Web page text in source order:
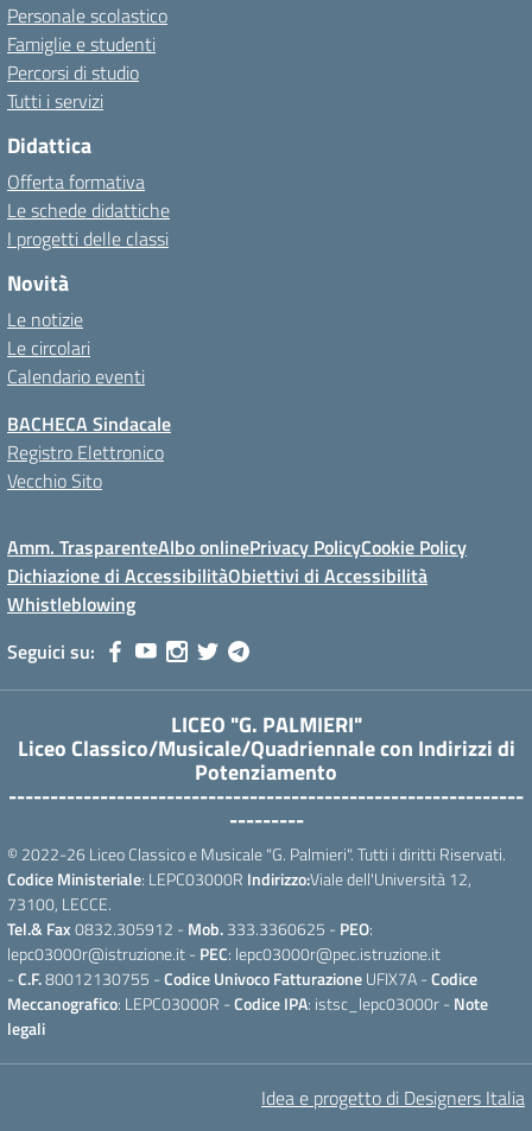
Personale scolastico
Famiglie e studenti
Percorsi di studio
Tutti i servizi
Didattica
Offerta formativa
Le schede didattiche
I progetti delle classi
Novità
Le notizie
Le circolari
Calendario eventi
BACHECA Sindacale
Registro Elettronico
Vecchio Sito
Amm. TrasparenteAlbo onlinePrivacy PolicyCookie Policy
Dichiazione di AccessibilitàObiettivi di Accessibilità
Whistleblowing
Seguici su:
LICEO "G. PALMIERI"
Liceo Classico/Musicale/Quadriennale con Indirizzi di
Potenziamento
--------------------------------------------------------------
---------
© 2022-26 Liceo Classico e Musicale "G. Palmieri". Tutti i diritti Riservati.
Codice Ministeriale: LEPC03000R Indirizzo:Viale dell'Università 12,
73100, LECCE.
Tel.& Fax0832.305912 - Mob.333.3360625 - PEO:
lepc03000r@istruzione.it - PEC: lepc03000r@pec.istruzione.it
-C.F.80012130755 -Codice Univoco FatturazioneUFIX7A -Codice
Meccanografico: LEPC03000R -Codice IPA: istsc_lepc03000r - Note
legali
Idea e progetto di Designers Italia